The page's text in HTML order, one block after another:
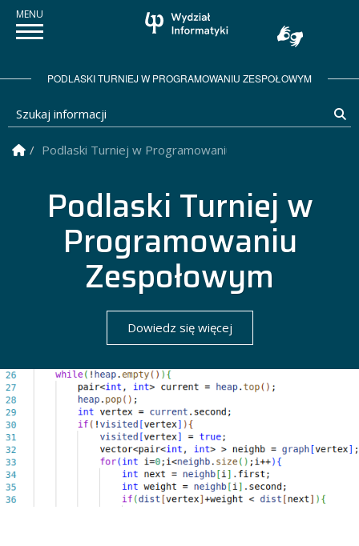
PODLASKI TURNIEJ W PROGRAMOWANIU ZESPOŁOWYM
Szukaj informacji
Strona Główna
Podlaski Turniej w Programowaniu Zespołowym
Podlaski Turniej w
Programowaniu
Zespołowym
Dowiedz się więcej